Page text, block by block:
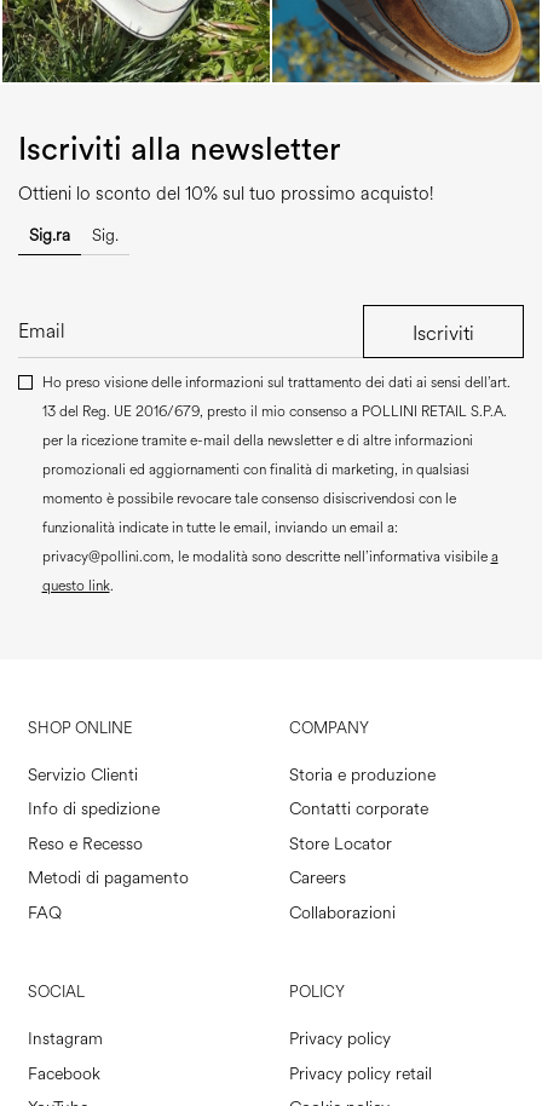
Iscriviti alla newsletter
Ottieni lo sconto del 10% sul tuo prossimo acquisto!
Sig.ra Sig.
Iscriviti
Ho preso visione delle informazioni sul trattamento dei dati ai sensi dell’art.
13 del Reg. UE 2016/679, presto il mio consenso a POLLINI RETAIL S.P.A.
per la ricezione tramite e-mail della newsletter e di altre informazioni
promozionali ed aggiornamenti con finalità di marketing, in qualsiasi
momento è possibile revocare tale consenso disiscrivendosi con le
funzionalità indicate in tutte le email, inviando un email a:
privacy@pollini.com, le modalità sono descritte nell’informativa visibilea
questo link.
SHOP ONLINE
Servizio Clienti
Info di spedizione
Reso e Recesso
Metodi di pagamento
FAQ
COMPANY
Storia e produzione
Contatti corporate
Store Locator
Careers
Collaborazioni
SOCIAL
Instagram
Facebook
POLICY
Privacy policy
Privacy policy retail